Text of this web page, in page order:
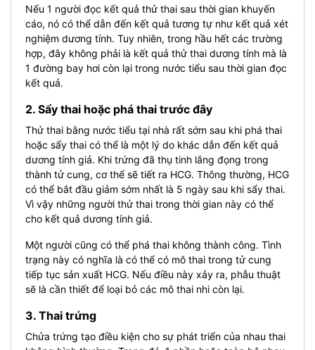
Nếu 1 người đọc kết quả thử thai sau thời gian khuyến
cáo, nó có thể dẫn đến kết quả tương tự như kết quả xét
nghiệm dương tính. Tuy nhiên, trong hầu hết các trường
hợp, đây không phải là kết quả thử thai dương tính mà là
1 đường bay hơi còn lại trong nước tiểu sau thời gian đọc
kết quả.
2. Sẩy thai hoặc phá thai trước đây
Thử thai bằng nước tiểu tại nhà rất sớm sau khi phá thai
hoặc sẩy thai có thể là một lý do khác dẫn đến kết quả
dương tính giả. Khi trứng đã thụ tinh lắng đọng trong
thành tử cung, cơ thể sẽ tiết ra HCG. Thông thường, HCG
có thể bắt đầu giảm sớm nhất là 5 ngày sau khi sẩy thai.
Vì vậy những người thử thai trong thời gian này có thể
cho kết quả dương tính giả.
Một người cũng có thể phá thai không thành công. Tình
trạng này có nghĩa là có thể có mô thai trong tử cung
tiếp tục sản xuất HCG. Nếu điều này xảy ra, phẫu thuật
sẽ là cần thiết để loại bỏ các mô thai nhi còn lại.
3. Thai trứng
Chửa trứng tạo điều kiện cho sự phát triển của nhau thai